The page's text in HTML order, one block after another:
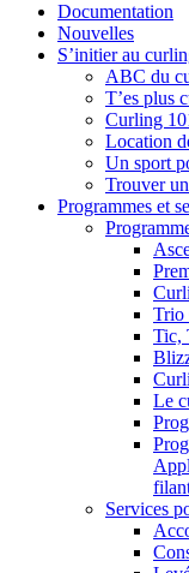
Documentation
Nouvelles
S’initier au
ABC du
T’es plus
Curling
Location
Un sport
Trouver
Programmes et
Trio
Tic,
Le
Services